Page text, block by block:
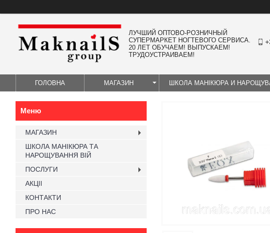
ЛУЧШИЙ ОПТОВО-РОЗНИЧНЫЙ
СУПЕРМАРКЕТ НОГТЕВОГО СЕРВИСА.
20 ЛЕТ ОБУЧАЕМ! ВЫПУСКАЕМ!
ТРУДОУСТРАИВАЕМ!
ГОЛОВНА МАГАЗИН ШКОЛА МАНІКЮРА И
МАГАЗИН
ШКОЛА МАНІКЮРА ТА
НАРОЩУВАННЯ ВІЙ
ПОСЛУГИ
АКЦІІ
КОНТАКТИ
ПРО НАС